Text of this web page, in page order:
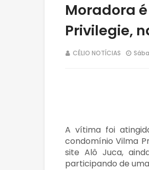
Moradora
Privilegie,
CÉLIO NOTÍCIAS
A vítima foi
condomínio Vilma
site Alô Juca,
participando de